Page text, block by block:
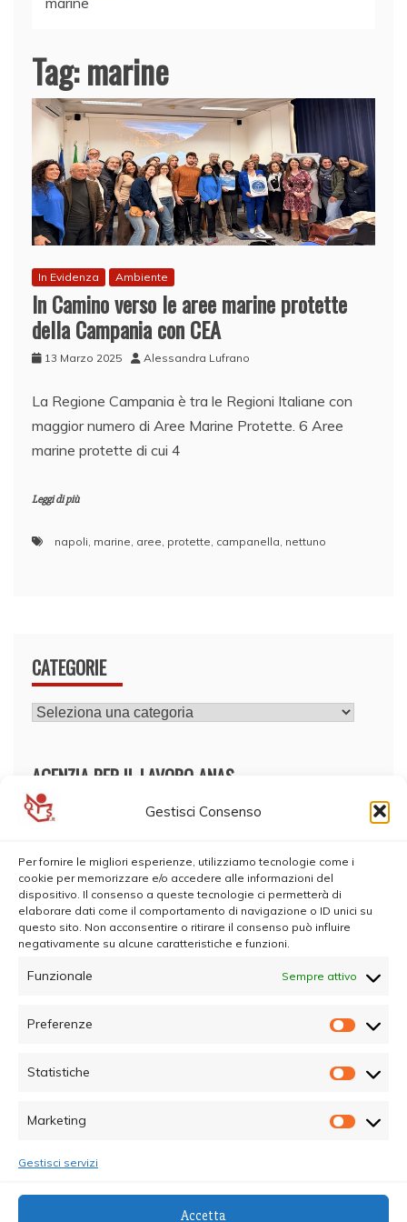
Gestisci Consenso
Per fornire le migliori esperienze, utilizziamo tecnologie come i
cookie per memorizzare e/o accedere alle informazioni del
dispositivo. Il consenso a queste tecnologie ci permetterà di
elaborare dati come il comportamento di navigazione o ID unici su
questo sito. Non acconsentire o ritirare il consenso può influire
negativamente su alcune caratteristiche e funzioni.
Funzionale Sempre attivo
Preferenze
Statistiche
Marketing
Gestisci servizi
Accetta
Tag:marine
In Evidenza Ambiente
In Camino verso le aree marine protette
della Campania con CEA
13 Marzo 2025 Alessandra Lufrano
La Regione Campania è tra le Regioni Italiane con
maggior numero di Aree Marine Protette. 6 Aree
marine protette di cui 4
Leggi di più
napoli, marine, aree, protette, campanella, nettuno
CATEGORIE
CATEGORIE
AGENZIA PER IL LAVORO ANAS